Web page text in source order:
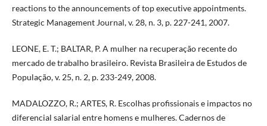
reactions to the announcements of top executive appointments.
Strategic Management Journal, v. 28, n. 3, p. 227-241, 2007.
LEONE, E. T.; BALTAR, P. A mulher na recuperação recente do
mercado de trabalho brasileiro. Revista Brasileira de Estudos de
População, v. 25, n. 2, p. 233-249, 2008.
MADALOZZO, R.; ARTES, R. Escolhas profissionais e impactos no
diferencial salarial entre homens e mulheres. Cadernos de